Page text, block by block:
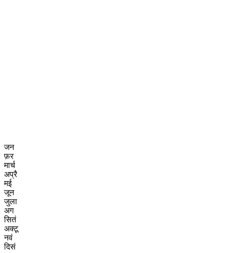
जन
फ़र
मार्च
अप्रै
मई
जून
जुला
अग
सितं
अक्टू
नवं
दिसं